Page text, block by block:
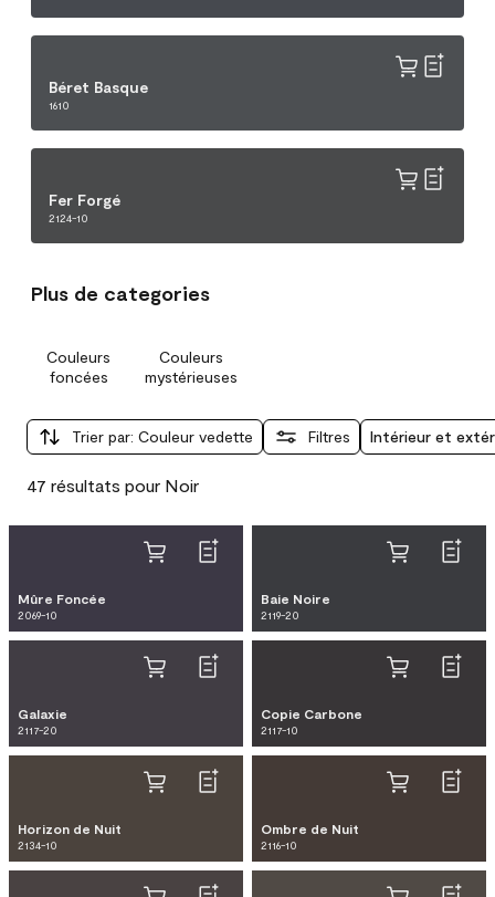
Béret Basque
1610
Fer Forgé
2124-10
Plus de categories
Couleurs
foncées
Couleurs
mystérieuses
Trier par: Couleur vedette Filtres Intérieur et
47 résultats pour Noir
Mûre Foncée
2069-10
Baie Noire
2119-20
Galaxie
2117-20
Copie Carbone
2117-10
Horizon de Nuit
2134-10
Ombre de Nuit
2116-10